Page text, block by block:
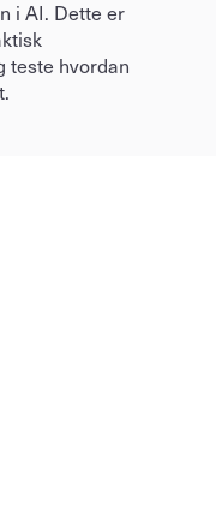
i AI. Dette er
teste hvordan